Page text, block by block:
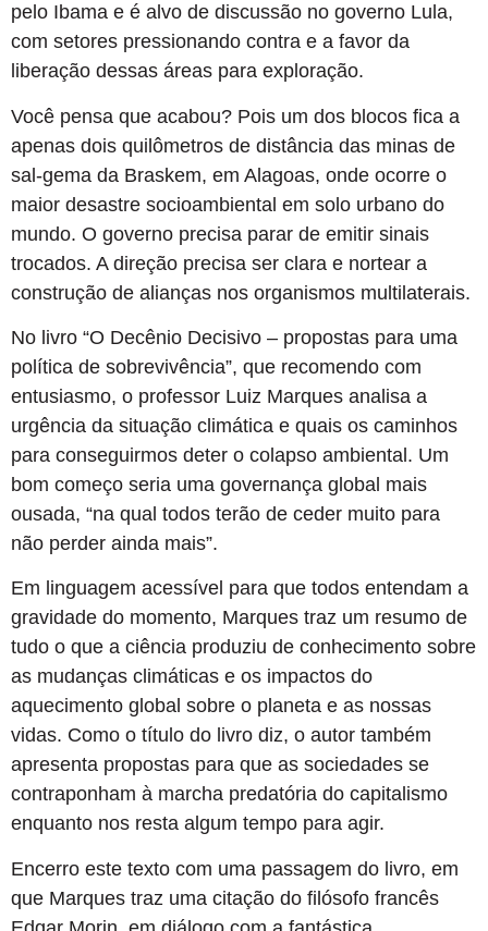
pelo Ibama e é alvo de discussão no governo Lula,
com setores pressionando contra e a favor da
liberação dessas áreas para exploração.
Você pensa que acabou? Pois um dos blocos fica a
apenas dois quilômetros de distância das minas de
sal-gema da Braskem, em Alagoas, onde ocorre o
maior desastre socioambiental em solo urbano do
mundo. O governo precisa parar de emitir sinais
trocados. A direção precisa ser clara e nortear a
construção de alianças nos organismos multilaterais.
No livro “O Decênio Decisivo – propostas para uma
política de sobrevivência”, que recomendo com
entusiasmo, o professor Luiz Marques analisa a
urgência da situação climática e quais os caminhos
para conseguirmos deter o colapso ambiental. Um
bom começo seria uma governança global mais
ousada, “na qual todos terão de ceder muito para
não perder ainda mais”.
Em linguagem acessível para que todos entendam a
gravidade do momento, Marques traz um resumo de
tudo o que a ciência produziu de conhecimento sobre
as mudanças climáticas e os impactos do
aquecimento global sobre o planeta e as nossas
vidas. Como o título do livro diz, o autor também
apresenta propostas para que as sociedades se
contraponham à marcha predatória do capitalismo
enquanto nos resta algum tempo para agir.
Encerro este texto com uma passagem do livro, em
que Marques traz uma citação do filósofo francês